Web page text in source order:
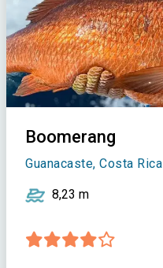
Boomerang
Guanacaste, Costa Rica
8,23 m